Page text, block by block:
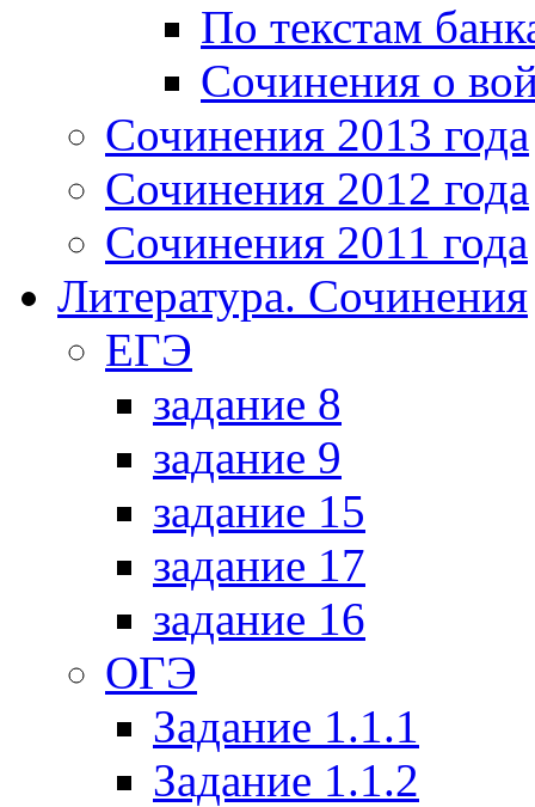
По текстам
Сочинения о
Сочинения 2013 года
Сочинения 2012 года
Сочинения 2011 года
Литература. Сочинения
ЕГЭ
задание 8
задание 9
задание 15
задание 17
задание 16
ОГЭ
Задание 1.1.1
Задание 1.1.2